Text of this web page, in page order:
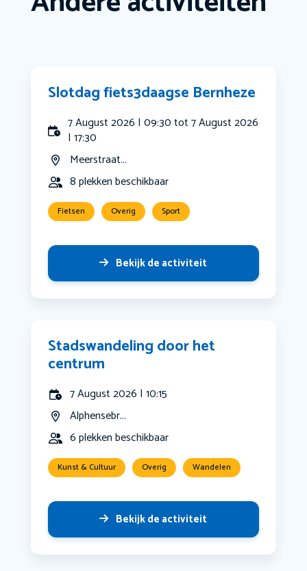
Slotdag fiets3daagse Bernheze
7 August 2026 | 09:30 tot 7 August 2026
| 17:30
Meerstraat...
8 plekken beschikbaar
Fietsen Overig Sport
Bekijk de activiteit
Stadswandeling door het
centrum
7 August 2026 | 10:15
Alphensebr...
6 plekken beschikbaar
Kunst & Cultuur Overig Wandelen
Bekijk de activiteit